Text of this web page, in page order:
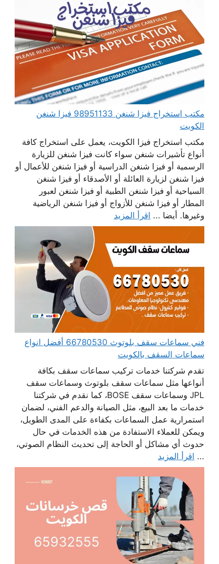
مكتب استخراج فيزا شنغن 98951133 فيزا شنغن
الكويت
مكتب استخراج فيزا الكويت، يعمل على استخراج كافة
أنواع تأشيرات شنغن سواء كانت فيزا شنغن للزيارة
الرسمية أو فيزا شنغن الدراسية أو فيزا شنغن للأعمال أو
فيزا شنغن لزيارة العائلة أو الأصدقاء أو فيزا شنغن
السياحية أو فيزا شنغن الطبية أو فيزا شنغن لعبور
المطار أو فيزا شنغن للأزواج أو فيزا شنغن الرياضية
وغيرها. أيضا ... اقرأ المزيد
فني سماعات سقف بلوتوث 66780530 أفضل انواع
سماعات السقف بالكويت
تقدم شركتنا خدمات تركيب سماعات سقف بكافة
أنواعها مثل سماعات سقف بلوتوث وسماعات سقف
JPL وسماعات سقف BOSE، كما نقدم في شركتنا
خدمات ما بعد البيع، مثل الصيانة والدعم الفني، لضمان
استمرارية عمل السماعات بكفاءة على المدى الطويل،
ويمكن للعملاء الاستفادة من هذه الخدمات في حال
حدوث أي مشاكل أو الحاجة إلى تحديث النظام الصوتي،
... اقرأ المزيد